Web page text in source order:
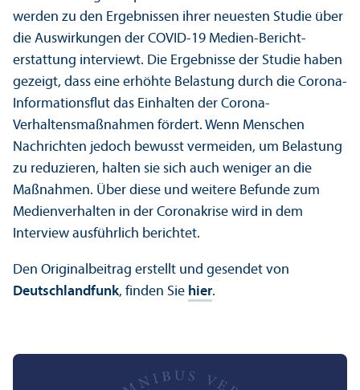
werden zu den Ergebnissen ihrer neuesten Studie über
die Aus­wirkungen der COVID-19 Medien-Bericht­
erstattung interviewt. Die Ergebnisse der Studie haben
gezeigt, dass eine erhöhte Belastung durch die Corona-
Informations­flut das Einhalten der Corona-
Verhaltensmaßnahmen fördert. Wenn Menschen
Nachrichten jedoch bewusst vermeiden, um Belastung
zu reduzieren, halten sie sich auch weniger an die
Maßnahmen. Über diese und weitere Befunde zum
Medien­verhalten in der Coronakrise wird in dem
Interview ausführlich berichtet.
Den Originalbeitrag erstellt und gesendet von
Deutschland­funk, finden Sie hier.